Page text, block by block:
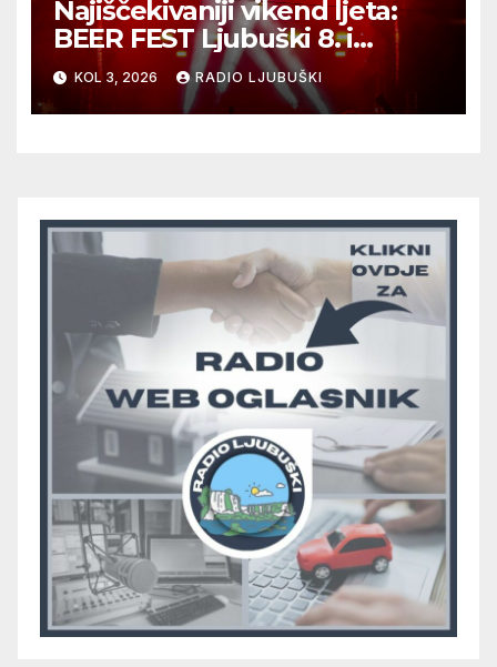
Najiščekivaniji vikend ljeta:
BEER FEST Ljubuški 8. i
9.kolovoza
KOL 3, 2026 RADIO LJUBUŠKI